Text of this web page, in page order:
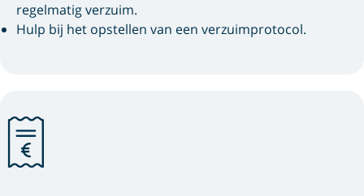
regelmatig verzuim.
Hulp bij het opstellen van een verzuimprotocol.